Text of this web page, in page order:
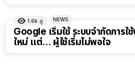
1.6k ดู NEWS
Google เริ่มใช้ ระบบจำกัดการ
ใหม่ แต่… ผู้ใช้เริ่มไม่พอใจ